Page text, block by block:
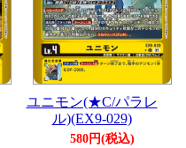
ユニモン(★C/パラレ
ル)(EX9-029)
580円(税込)